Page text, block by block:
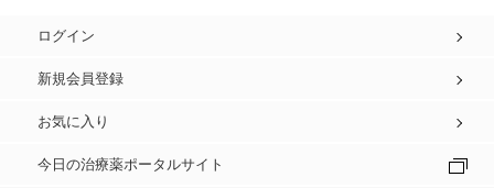
ログイン
新規会員登録
お気に入り
今日の治療薬ポータルサイト